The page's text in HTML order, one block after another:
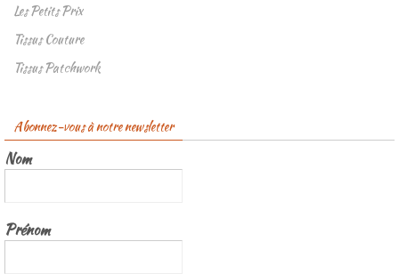
Les Petits Prix
Tissus Couture
Tissus Patchwork
Abonnez-vous à notre newsletter
Nom
Prénom